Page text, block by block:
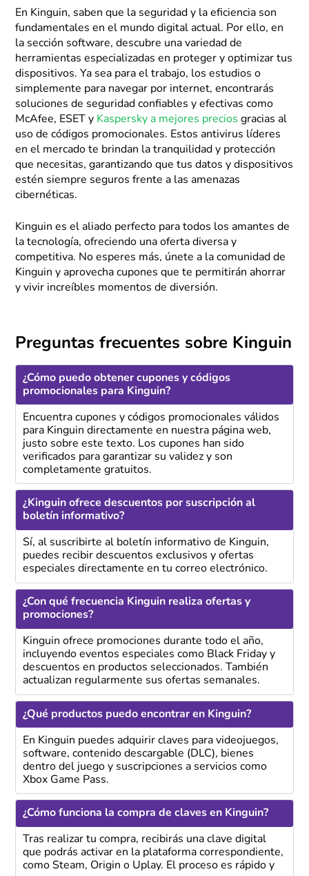
En Kinguin, saben que la seguridad y la eficiencia son
fundamentales en el mundo digital actual. Por ello, en
la sección software, descubre una variedad de
herramientas especializadas en proteger y optimizar tus
dispositivos. Ya sea para el trabajo, los estudios o
simplemente para navegar por internet, encontrarás
soluciones de seguridad confiables y efectivas como
McAfee, ESET y Kaspersky a mejores precios gracias al
uso de códigos promocionales. Estos antivirus líderes
en el mercado te brindan la tranquilidad y protección
que necesitas, garantizando que tus datos y dispositivos
estén siempre seguros frente a las amenazas
cibernéticas.
Kinguin es el aliado perfecto para todos los amantes de
la tecnología, ofreciendo una oferta diversa y
competitiva. No esperes más, únete a la comunidad de
Kinguin y aprovecha cupones que te permitirán ahorrar
y vivir increíbles momentos de diversión.
Preguntas frecuentes sobre Kinguin
¿Cómo puedo obtener cupones y códigos
promocionales para Kinguin?
Encuentra cupones y códigos promocionales válidos
para Kinguin directamente en nuestra página web,
justo sobre este texto. Los cupones han sido
verificados para garantizar su validez y son
completamente gratuitos.
¿Kinguin ofrece descuentos por suscripción al
boletín informativo?
Sí, al suscribirte al boletín informativo de Kinguin,
puedes recibir descuentos exclusivos y ofertas
especiales directamente en tu correo electrónico.
¿Con qué frecuencia Kinguin realiza ofertas y
promociones?
Kinguin ofrece promociones durante todo el año,
incluyendo eventos especiales como Black Friday y
descuentos en productos seleccionados. También
actualizan regularmente sus ofertas semanales.
¿Qué productos puedo encontrar en Kinguin?
En Kinguin puedes adquirir claves para videojuegos,
software, contenido descargable (DLC), bienes
dentro del juego y suscripciones a servicios como
Xbox Game Pass.
¿Cómo funciona la compra de claves en Kinguin?
Tras realizar tu compra, recibirás una clave digital
que podrás activar en la plataforma correspondiente,
como Steam, Origin o Uplay. El proceso es rápido y